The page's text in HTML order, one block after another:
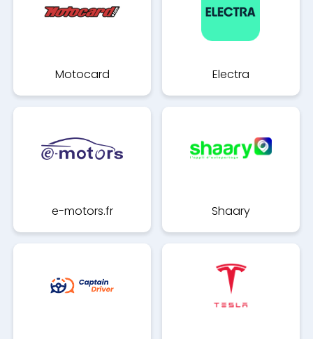
Motocard Electra
e-motors.fr Shaary